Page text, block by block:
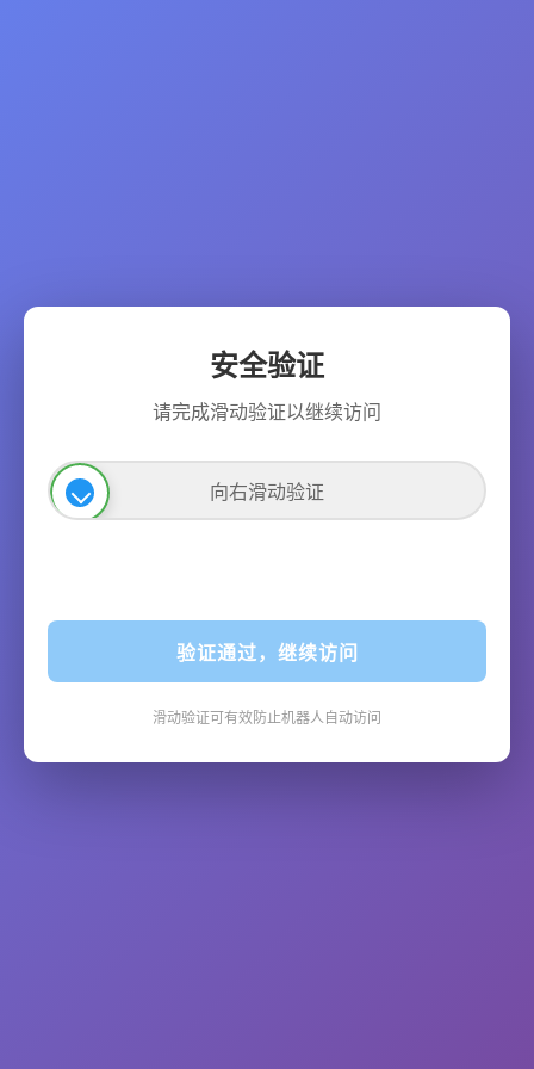
安全验证
请完成滑动验证以继续访问
向右滑动验证
验证通过，继续访问
滑动验证可有效防止机器人自动访问